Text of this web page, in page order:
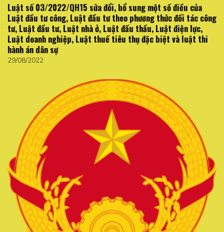
Luật số 03/2022/QH15 sửa đổi, bổ sung một số điều của
Luật đầu tư công, Luật đầu tư theo phương thức đối tác công
tư, Luật đầu tư, Luật nhà ở, Luật đấu thầu, Luật điện lực,
Luật doanh nghiệp, Luật thuế tiêu thụ đặc biệt và luật thi
hành án dân sự
29/08/2022